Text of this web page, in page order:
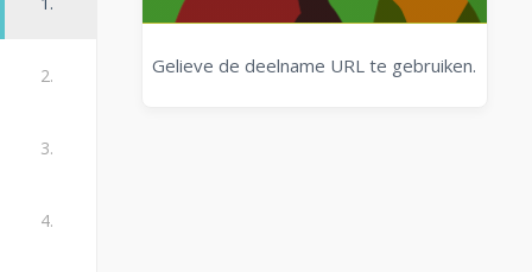
2.
3.
4.
Gelieve de deelname URL te gebruiken.